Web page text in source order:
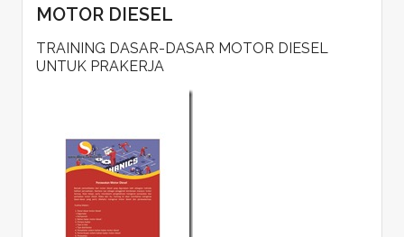
MOTOR DIESEL
TRAINING DASAR-DASAR MOTOR DIESEL
UNTUK PRAKERJA